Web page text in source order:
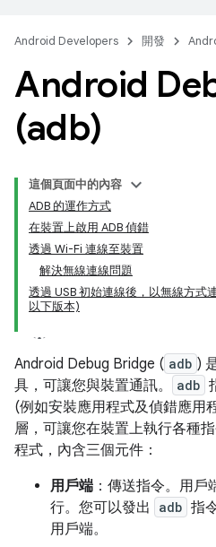
Android Developers 開發
Android
(adb)
這個頁面中的內容
ADB 的運作方式
在裝置上啟用 ADB 偵錯
透過 Wi-Fi 連線至裝置
解決無線連線問題
透過 USB 初始連線後，以無線方式
以下版本)
Android Debug Bridge ( adb )
具，可讓您與裝置通訊。
adb
(例如安裝應用程式及偵錯應用
層，可讓您在裝置上執行各種
程式，內含三個元件：
用戶端 ：傳送指令。用
行。您可以發出
adb 指
用戶端。